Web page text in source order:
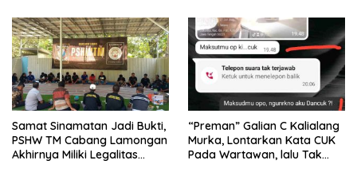
Samat Sinamatan Jadi Bukti,
PSHW TM Cabang Lamongan
Akhirnya Miliki Legalitas
“Preman” Galian C Kalialang
Murka, Lontarkan Kata CUK
Pada Wartawan, lalu Tak